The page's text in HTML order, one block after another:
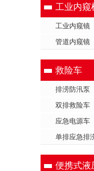
工业内窥
工业内窥镜
管道内窥镜
救险车
排涝防汛泵
双排救险车
应急电源车
单排应急排
便携式液